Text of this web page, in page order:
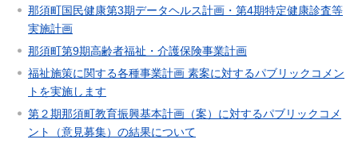
那須町国民健康第3期データヘルス計画・第4期特定健康診査等
実施計画
那須町第9期高齢者福祉・介護保険事業計画
福祉施策に関する各種事業計画 素案に対するパブリックコメン
トを実施します
第２期那須町教育振興基本計画（案）に対するパブリックコメ
ント（意見募集）の結果について